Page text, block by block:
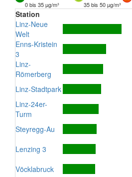
0 bis 35 µg/m³
35 bis 50 µg/m³
Station
Linz-Neue
Welt
Enns-Kristein
3
Linz-
Römerberg
Linz-Stadtpark
Linz-24er-
Turm
Steyregg-Au
Lenzing 3
Vöcklabruck